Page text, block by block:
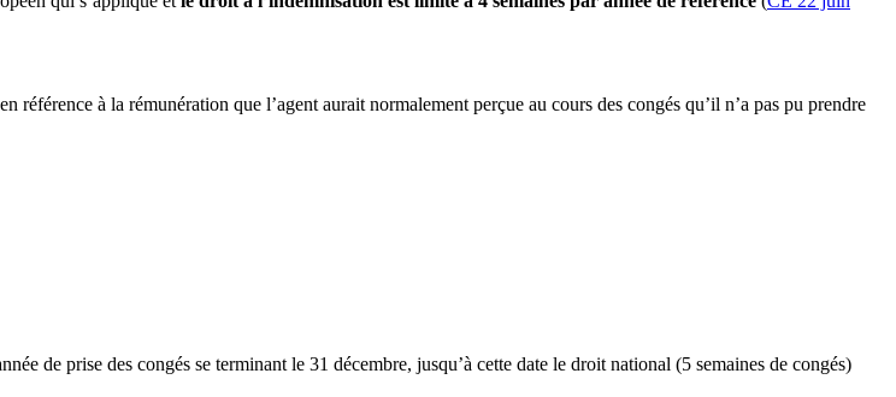
à la rémunération que l’agent aurait normalement perçue au cours des congés qu’il n’a pas pu prendre
de prise des congés se terminant le 31 décembre, jusqu’à cette date le droit national (5 semaines de congés)